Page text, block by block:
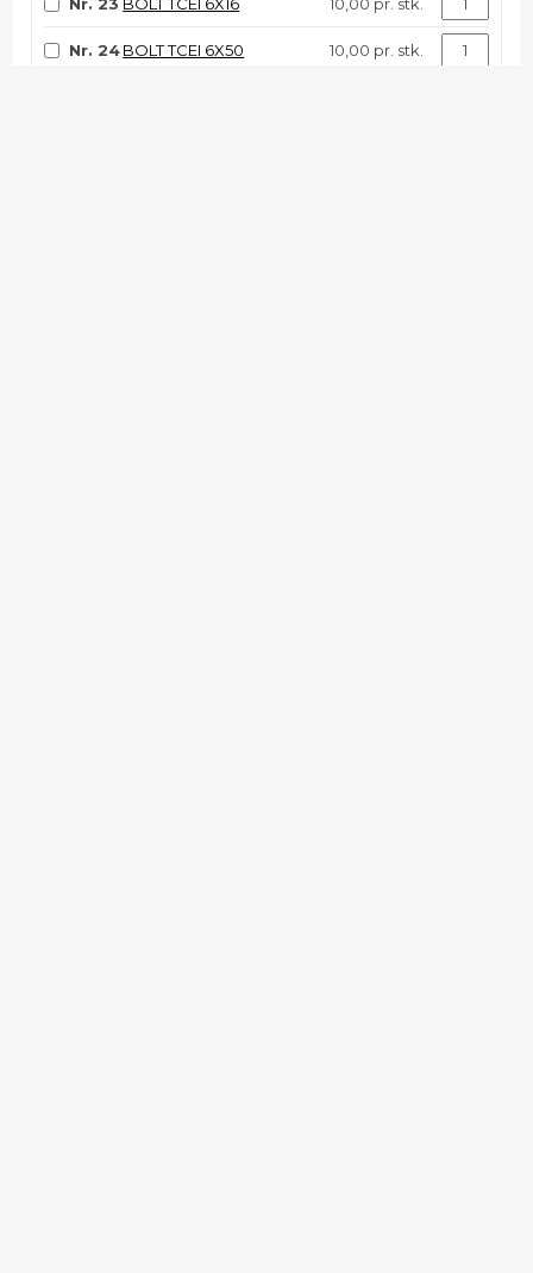
Nr. 23 BOLT TCEI 6X16 10,00 pr. stk.
Nr. 24BOLT TCEI 6X50 10,00 pr. stk.